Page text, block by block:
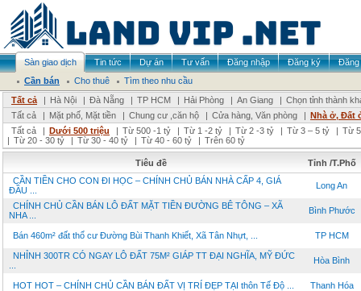
Sàn giao dịch Tin tức Dự án Tư vấn Đăng nhập Đăng ký
Đăng
Cần bán
Cho thuê
Tìm theo nhu cầu
Tất cả
| Hà Nội | Đà Nẵng | TP HCM | Hải Phòng | An Giang | Chọn tỉnh thành
Tất cả
| Mặt phố, Mặt tiền | Chung cư ,căn hộ | Cửa hàng, Văn phòng | Nhà ở, Đất
Tất cả
| Dưới 500 triệu | Từ 500 -1 tỷ | Từ 1 -2 tỷ | Từ 2 -3 tỷ | Từ 3 – 5 tỷ | Từ
| Từ 20 - 30 tỷ | Từ 30 - 40 tỷ | Từ 40 - 60 tỷ | Trên 60 tỷ
Tiêu đề
Tỉnh /T.Phố
CẦN TIỀN CHO CON ĐI HỌC – CHÍNH CHỦ BÁN NHÀ CẤP 4, GIÁ
ĐẦU ...
Long An
CHÍNH CHỦ CẦN BÁN LÔ ĐẤT MẶT TIỀN ĐƯỜNG BÊ TÔNG – XÃ
NHA ...
Bình Phước
Bán 460m² đất thổ cư Đường Bùi Thanh Khiết, Xã Tân Nhựt, ... TP HCM
NHỈNH 300TR CÓ NGAY LÔ ĐẤT 75M² GIÁP TT ĐẠI NGHĨA, MỸ ĐỨC
Hòa Bình
HOT HOT – CHÍNH CHỦ CẦN BÁN ĐẤT VỊ TRÍ ĐẸP TẠI thôn Tế Độ ... Thanh Hóa